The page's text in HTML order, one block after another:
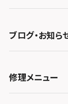
スマホスピ
スマホスピ
スマホスピ
スマホスピ
スマホスピ
スマホスピ
スマホスピ
スマホスピ
スマホスピ
スマホスピ
スマホスピ
スマホスピ
スマホスピ
スマホスピ
スマホスピ
スマホスピ
スマホスピ
ち
スマホスピ
郵送修理依頼
キャンペーン
ブログ・お知ら
お知らせ
修理メニュー